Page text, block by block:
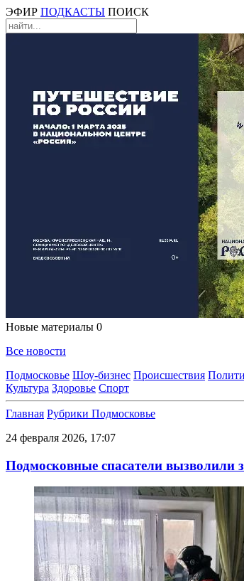
ЭФИР ПОДКАСТЫ ПОИСК
Новые материалы 0
Все новости
Подмосковье Шоу-бизнес Происшествия
Культура Здоровье Спорт
Главная Рубрики Подмосковье
24 февраля 2026, 17:07
Подмосковные спасатели